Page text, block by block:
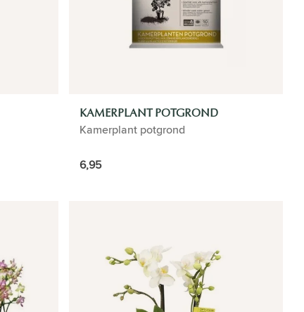
KAMERPLANT POTGROND
Kamerplant potgrond
6,95